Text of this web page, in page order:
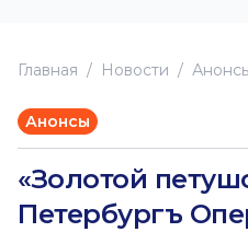
Главная Новоcти
Анонсы
«Золотой
Петербургъ